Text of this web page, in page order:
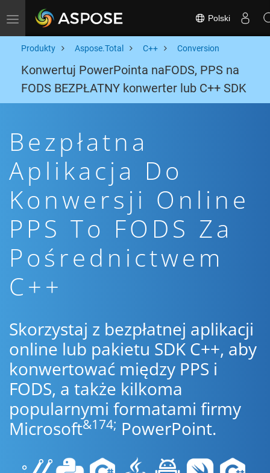
Toggle navigation Polski
Produkty Aspose.Total C++ Conversion
Konwertuj PowerPointa naFODS, PPS na
FODS BEZPŁATNY konwerter lub C++ SDK
Bezpłatna
Aplikacja Do
Konwersji Online
PPS To FODS Za
Pośrednictwem
C++
Skorzystaj z bezpłatnej aplikacji
online lub pakietu SDK C++, aby
konwertować między PPS i
FODS, a także kilkoma
popularnymi formatami firmy
Microsoft&174; PowerPoint.